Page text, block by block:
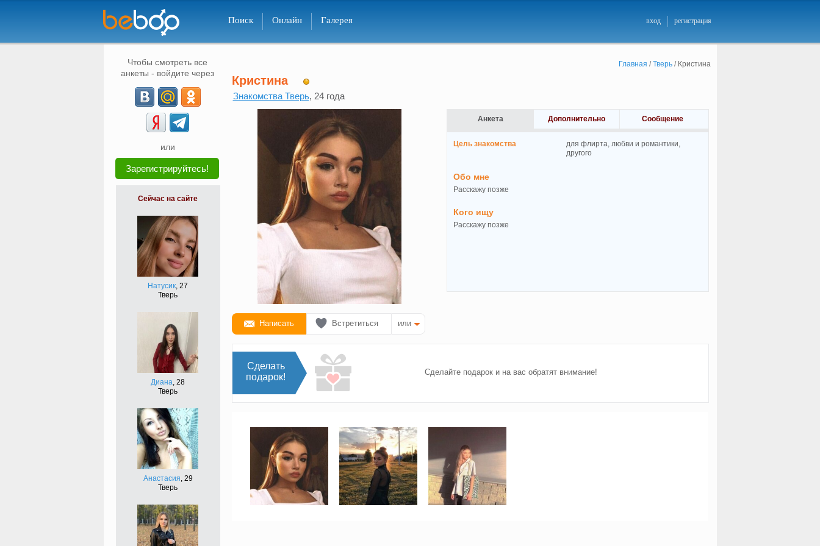
Поиск Онлайн Галерея вход регистрация
Чтобы смотреть все
анкеты - войдите через
или
Зарегистрируйтесь!
Сейчас на сайте
Натусик, 27
Тверь
Диана, 28
Тверь
Анастасия, 29
Тверь
Главная /Тверь/ Кристина
Кристина
Знакомства Тверь, 24 года
Написать Встретиться или
Анкета Дополнительно Сообщение
Цель знакомства
для флирта, любви и романтики,
другого
Обо мне
Расскажу позже
Кого ищу
Расскажу позже
Сделать
подарок!
Сделайте подарок и на вас обратят внимание!